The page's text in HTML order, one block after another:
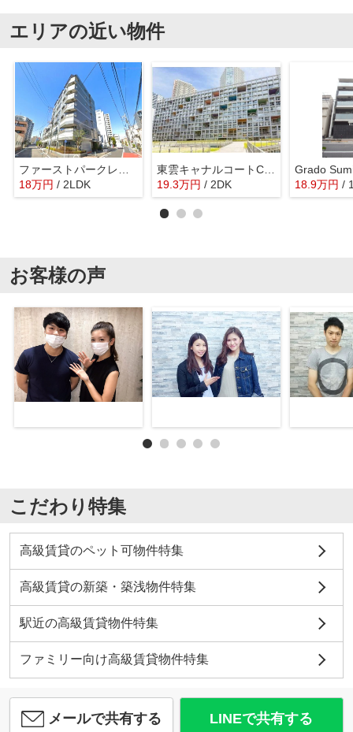
エリアの近い物件
18万円 / 2LDK
東雲キャナルコートCODAN14号棟
19.3万円 / 2DK 18.9万円 /
お客様の声
こだわり特集
高級賃貸のペット可物件特集
高級賃貸の新築・築浅物件特集
駅近の高級賃貸物件特集
ファミリー向け高級賃貸物件特集
メールで共有する LINEで共有する